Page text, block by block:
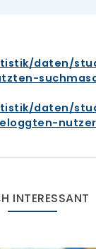
daten/
daten/
INTERESSANT